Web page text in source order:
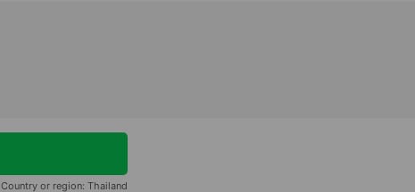
Country or region: Thailand